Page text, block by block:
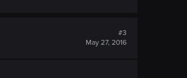
#3
May 27, 2016